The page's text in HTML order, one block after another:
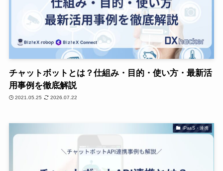
チャットボットとは？仕組み・目的・使い方・最新活
用事例を徹底解説
2021.05.25 2026.07.22
iPaaS・連携